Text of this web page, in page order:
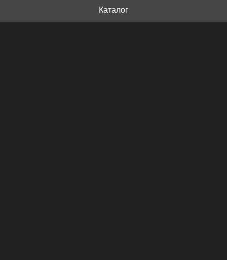
Каталог